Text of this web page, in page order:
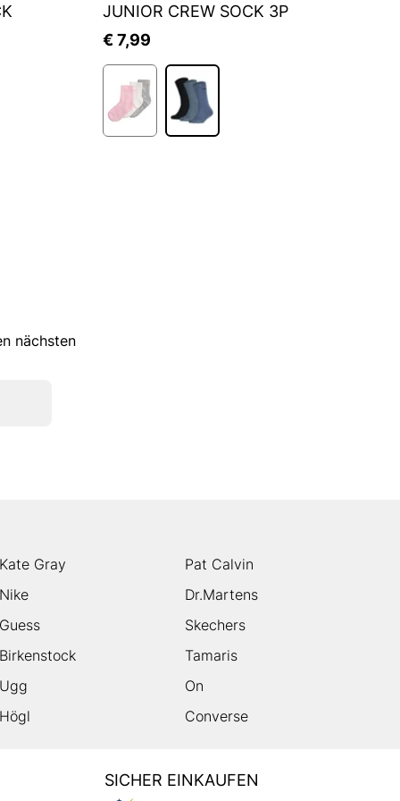
JUNIOR CREW SOCK 3P
€ 7,99
nächsten
Kate Gray
Pat Calvin
Nike
Dr.Martens
Guess
Skechers
Birkenstock
Tamaris
Ugg
On
Högl Converse
SICHER EINKAUFEN